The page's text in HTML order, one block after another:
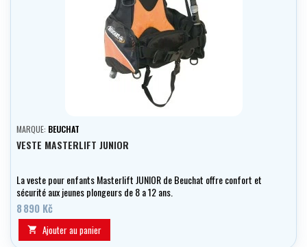
MARQUE: BEUCHAT
VESTE MASTERLIFT JUNIOR
La veste pour enfants Masterlift JUNIOR de Beuchat offre confort et
sécurité aux jeunes plongeurs de 8 a 12 ans.
8 890 Kč
 Ajouter au panier